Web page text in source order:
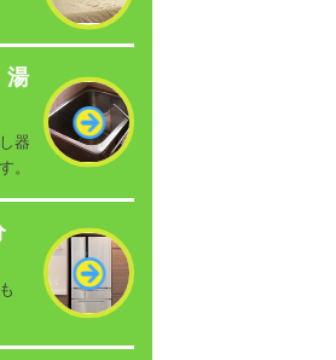
湯
器
。